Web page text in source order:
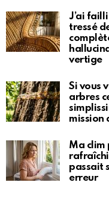
J’ai
tressé
vertige
Si vous
arbres
mission
Ma clim
rafraîchi
passait
erreur